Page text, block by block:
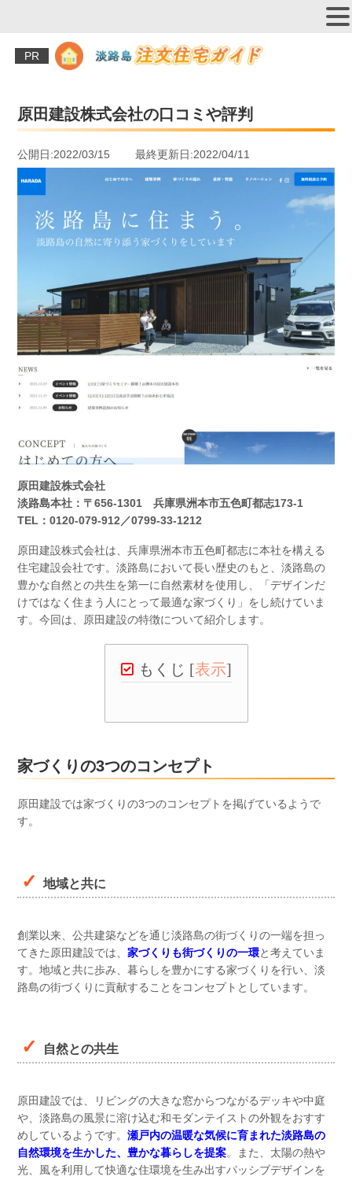
PR
原田建設株式会社の口コミや評判
公開日:2022/03/15 最終更新日:2022/04/11
原田建設株式会社
淡路島本社：〒656-1301 兵庫県洲本市五色町都志173-1
TEL：0120-079-912／0799-33-1212
原田建設株式会社は、兵庫県洲本市五色町都志に本社を構える
住宅建設会社です。淡路島において長い歴史のもと、淡路島の
豊かな自然との共生を第一に自然素材を使用し、「デザインだ
けではなく住まう人にとって最適な家づくり」をし続けていま
す。今回は、原田建設の特徴について紹介します。
もくじ [表示]
家づくりの3つのコンセプト
原田建設では家づくりの3つのコンセプトを掲げているようで
す。
地域と共に
創業以来、公共建築などを通じ淡路島の街づくりの一端を担っ
てきた原田建設では、 家づくりも街づくりの一環と考えていま
す。地域と共に歩み、暮らしを豊かにする家づくりを行い、淡
路島の街づくりに貢献することをコンセプトとしています。
自然との共生
原田建設では、リビングの大きな窓からつながるデッキや中庭
や、淡路島の風景に溶け込む和モダンテイストの外観をおすす
めしているようです。 瀬戸内の温暖な気候に育まれた淡路島の
自然環境を生かした、豊かな暮らしを提案。また、太陽の熱や
光、風を利用して快適な住環境を生み出すパッシブデザインを